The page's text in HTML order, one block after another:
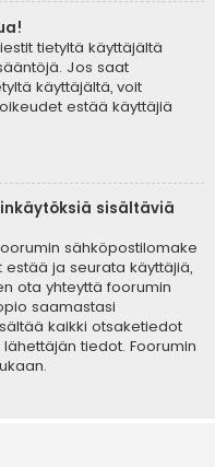
tietyltä käyttäjältä
Jos saat
käyttäjältä, voit
estää käyttäjiä
sisältäviä
sähköpostilomake
estää ja seurata käyttäjiä,
ota yhteyttä foorumin
saamastasi
kaikki otsaketiedot
tiedot. Foorumin